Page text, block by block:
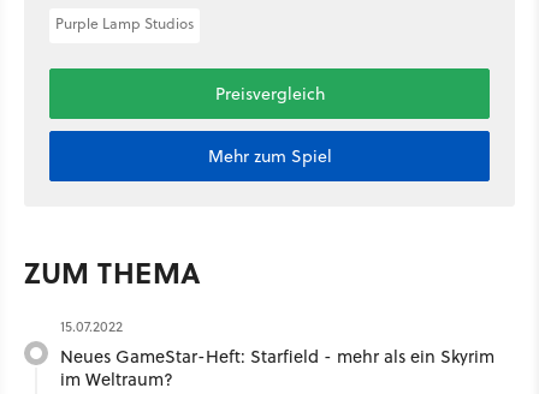
Purple Lamp Studios
Preisvergleich
Mehr zum Spiel
ZUM THEMA
15.07.2022
Neues GameStar-Heft: Starfield - mehr als ein Skyrim
im Weltraum?